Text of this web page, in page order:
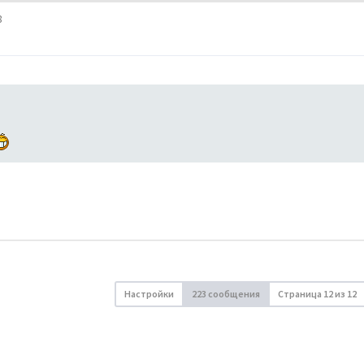
Настройки 223 сообщения Страница 12из 12